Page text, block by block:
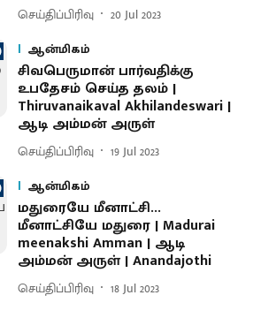
செய்திப்பிரிவு
20 Jul 2023
ஆன்மிகம்
சிவபெருமான் பார்வதிக்கு
உபதேசம் செய்த தலம் |
Thiruvanaikaval Akhilandeswari |
ஆடி அம்மன் அருள்
செய்திப்பிரிவு
19 Jul 2023
ஆன்மிகம்
மதுரையே மீனாட்சி...
மீனாட்சியே மதுரை | Madurai
meenakshi Amman | ஆடி
அம்மன் அருள் | Anandajothi
செய்திப்பிரிவு 18 Jul 2023